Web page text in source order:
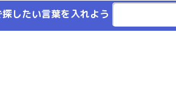
したい言葉を入れよう